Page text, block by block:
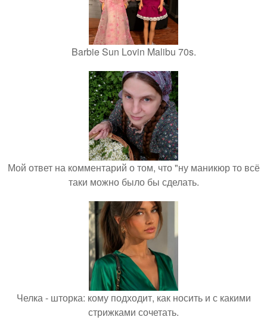
Barbie Sun Lovin Malibu 70s.
Мой ответ на комментарий о том, что "ну маникюр то всё
таки можно было бы сделать.
Челка - шторка: кому подходит, как носить и с какими
стрижками сочетать.